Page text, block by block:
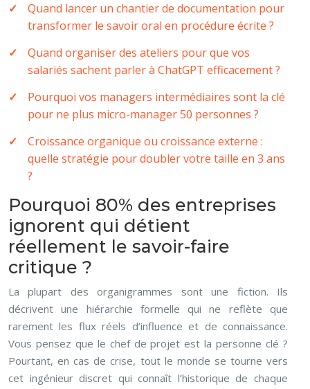
Quand lancer un chantier de documentation pour
transformer le savoir oral en procédure écrite ?
Quand organiser des ateliers pour que vos
salariés sachent parler à ChatGPT efficacement ?
Pourquoi vos managers intermédiaires sont la clé
pour ne plus micro-manager 50 personnes ?
Croissance organique ou croissance externe :
quelle stratégie pour doubler votre taille en 3 ans
?
Pourquoi 80% des entreprises
ignorent qui détient
réellement le savoir-faire
critique ?
La plupart des organigrammes sont une fiction. Ils
décrivent une hiérarchie formelle qui ne reflète que
rarement les flux réels d’influence et de connaissance.
Vous pensez que le chef de projet est la personne clé ?
Pourtant, en cas de crise, tout le monde se tourne vers
cet ingénieur discret qui connaît l’historique de chaque